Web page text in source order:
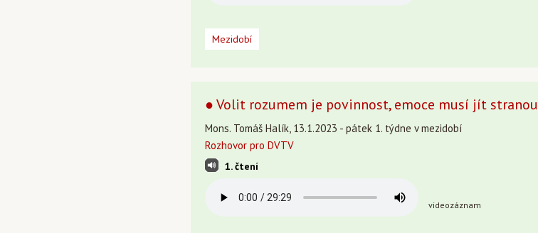
Mezidobí
● Volit rozumem je povinnost, emoce musí jít stranou
Mons. Tomáš Halík, 13.1.2023 - pátek 1. týdne v mezidobí
Rozhovor pro DVTV
1. čtení
videozáznam